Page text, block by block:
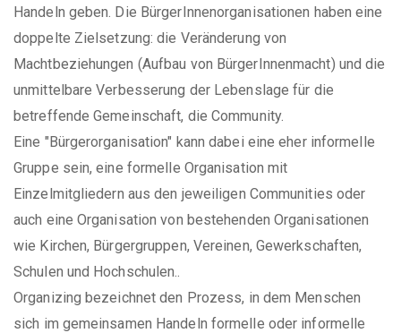
Handeln geben. Die BürgerInnenorganisationen haben eine
doppelte Zielsetzung: die Veränderung von
Machtbeziehungen (Aufbau von BürgerInnenmacht) und die
unmittelbare Verbesserung der Lebenslage für die
betreffende Gemeinschaft, die Community.
Eine "Bürgerorganisation" kann dabei eine eher informelle
Gruppe sein, eine formelle Organisation mit
Einzelmitgliedern aus den jeweiligen Communities oder
auch eine Organisation von bestehenden Organisationen
wie Kirchen, Bürgergruppen, Vereinen, Gewerkschaften,
Schulen und Hochschulen..
Organizing bezeichnet den Prozess, in dem Menschen
sich im gemeinsamen Handeln formelle oder informelle